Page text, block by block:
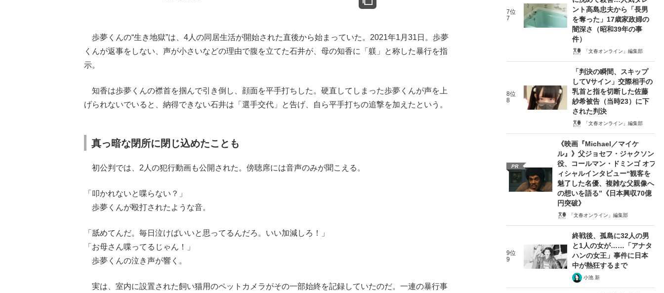
歩夢くんの“生き地獄”は、4人の同居生活が開始された直後から始まっていた。2021年1月31日。歩夢
くんが返事をしない、声が小さいなどの理由で腹を立てた石井が、母の知香に「躾」と称した暴行を指
示。
知香は歩夢くんの襟首を掴んで引き倒し、顔面を平手打ちした。硬直してしまった歩夢くんが声を上
げられないでいると、納得できない石井は「選手交代」と告げ、自ら平手打ちの追撃を加えたという。
真っ暗な閉所に閉じ込めたことも
初公判では、2人の犯行動画も公開された。傍聴席には音声のみが聞こえる。
「叩かれないと喋らない？」
歩夢くんが殴打されたような音。
「舐めてんだ。毎日泣けばいいと思ってるんだろ。いい加減しろ！」
「お母さん喋ってるじゃん！」
歩夢くんの泣き声が響く。
実は、室内に設置された飼い猫用のペットカメラがその一部始終を記録していたのだ。一連の暴行事
7位
7
ント高島忠夫から「長男
を奪った」17歳家政婦の
闇深さ（昭和39年の事
件）
「文春オンライン」編集部
8位
8
「判決の瞬間、スキップ
してVサイン」交際相手の
乳首と指を切断した佐藤
紗希被告（当時23）に下
された判決
「文春オンライン」編集部
PR
《映画『Michael／マイケ
ル』》父ジョセフ・ジャクソン
役、コールマン・ドミンゴ オフ
ィシャルインタビュー“観客を
魅了した名優、複雑な父親像へ
の想いを語る”《日本興収70億
円突破》
「文春オンライン」編集部
9位
9
終戦後、孤島に32人の男
と1人の女が……「アナタ
ハンの女王」事件に日本
中が熱狂するまで
小池 新